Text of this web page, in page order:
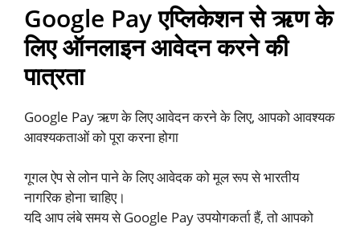
Google Pay एप्लिकेशन से ऋण के
लिए ऑनलाइन आवेदन करने की
पात्रता
Google Pay ऋण के लिए आवेदन करने के लिए, आपको आवश्यक
आवश्यकताओं को पूरा करना होगा
गूगल ऐप से लोन पाने के लिए आवेदक को मूल रूप से भारतीय
नागरिक होना चाहिए।
यदि आप लंबे समय से Google Pay उपयोगकर्ता हैं, तो आपको